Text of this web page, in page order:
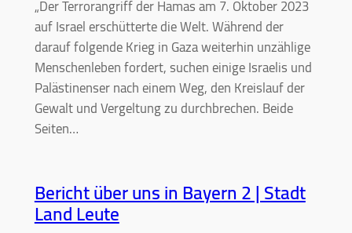
„Der Terrorangriff der Hamas am 7. Oktober 2023
auf Israel erschütterte die Welt. Während der
darauf folgende Krieg in Gaza weiterhin unzählige
Menschenleben fordert, suchen einige Israelis und
Palästinenser nach einem Weg, den Kreislauf der
Gewalt und Vergeltung zu durchbrechen. Beide
Seiten…
Bericht über uns in Bayern 2 | Stadt
Land Leute